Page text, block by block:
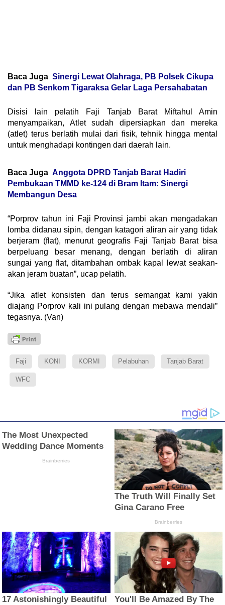
Baca Juga Sinergi Lewat Olahraga, PB Polsek Cikupa
dan PB Senkom Tigaraksa Gelar Laga Persahabatan
Disisi lain pelatih Faji Tanjab Barat Miftahul Amin
menyampaikan, Atlet sudah dipersiapkan dan mereka
(atlet) terus berlatih mulai dari fisik, tehnik hingga mental
untuk menghadapi kontingen dari daerah lain.
Baca Juga Anggota DPRD Tanjab Barat Hadiri
Pembukaan TMMD ke-124 di Bram Itam: Sinergi
Membangun Desa
“Porprov tahun ini Faji Provinsi jambi akan mengadakan
lomba didanau sipin, dengan katagori aliran air yang tidak
berjeram (flat), menurut geografis Faji Tanjab Barat bisa
berpeluang besar menang, dengan berlatih di aliran
sungai yang flat, ditambahan ombak kapal lewat seakan-
akan jeram buatan”, ucap pelatih.
“Jika atlet konsisten dan terus semangat kami yakin
diajang Porprov kali ini pulang dengan mebawa mendali”
tegasnya. (Van)
Faji KONI KORMI Pelabuhan Tanjab Barat
WFC